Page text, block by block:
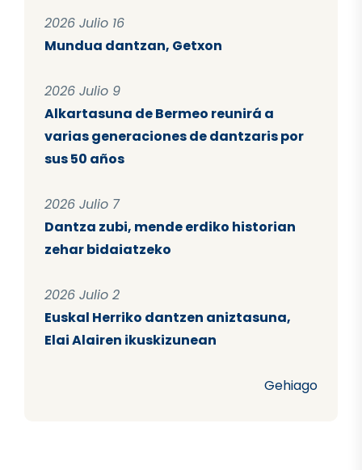
2026 Julio 16
Mundua dantzan, Getxon
2026 Julio 9
Alkartasuna de Bermeo reunirá a
varias generaciones de dantzaris por
sus 50 años
2026 Julio 7
Dantza zubi, mende erdiko historian
zehar bidaiatzeko
2026 Julio 2
Euskal Herriko dantzen aniztasuna,
Elai Alairen ikuskizunean
Gehiago